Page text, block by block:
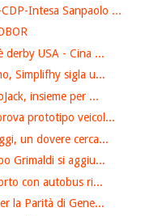
Intesa Sanpaolo ...
derby USA - Cina ...
Simplifhy sigla u...
insieme per ...
prototipo veicol...
un dovere cerca...
Grimaldi si aggiu...
con autobus ri...
la Parità di Gene...